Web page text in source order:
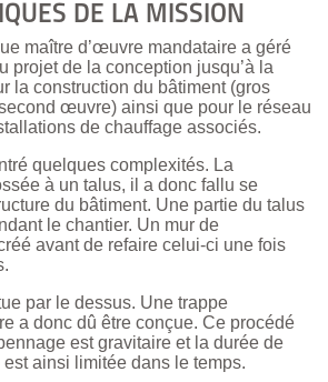
DE LA MISSION
maître d’œuvre mandataire a géré
projet de la conception jusqu’à la
la construction du bâtiment (gros
œuvre) ainsi que pour le réseau
de chauffage associés.
quelques complexités. La
à un talus, il a donc fallu se
du bâtiment. Une partie du talus
le chantier. Un mur de
avant de refaire celui-ci une fois
par le dessus. Une trappe
a donc dû être conçue. Ce procédé
est gravitaire et la durée de
ainsi limitée dans le temps.